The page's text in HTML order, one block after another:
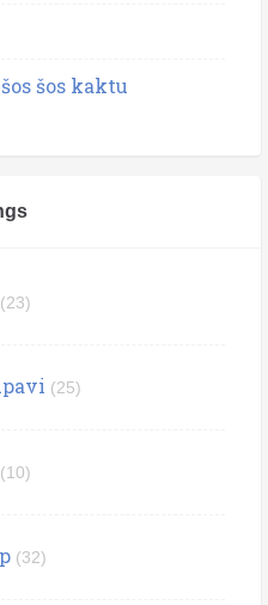
šos kaktu
(23)
(25)
(10)
(32)